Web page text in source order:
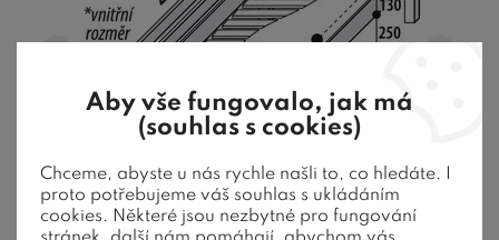
2 barvy
Aby vše fungovalo, jak má
(souhlas s cookies)
Chceme, abyste u nás rychle našli to, co hledáte. I
proto potřebujeme váš souhlas s ukládáním
cookies. Některé jsou nezbytné pro fungování